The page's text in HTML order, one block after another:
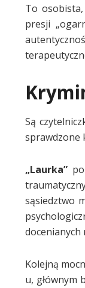
To
presji
Są
sprawdzone
„Laurka”
sąsiedztwo
docenianych
Kolejną
u, głównym